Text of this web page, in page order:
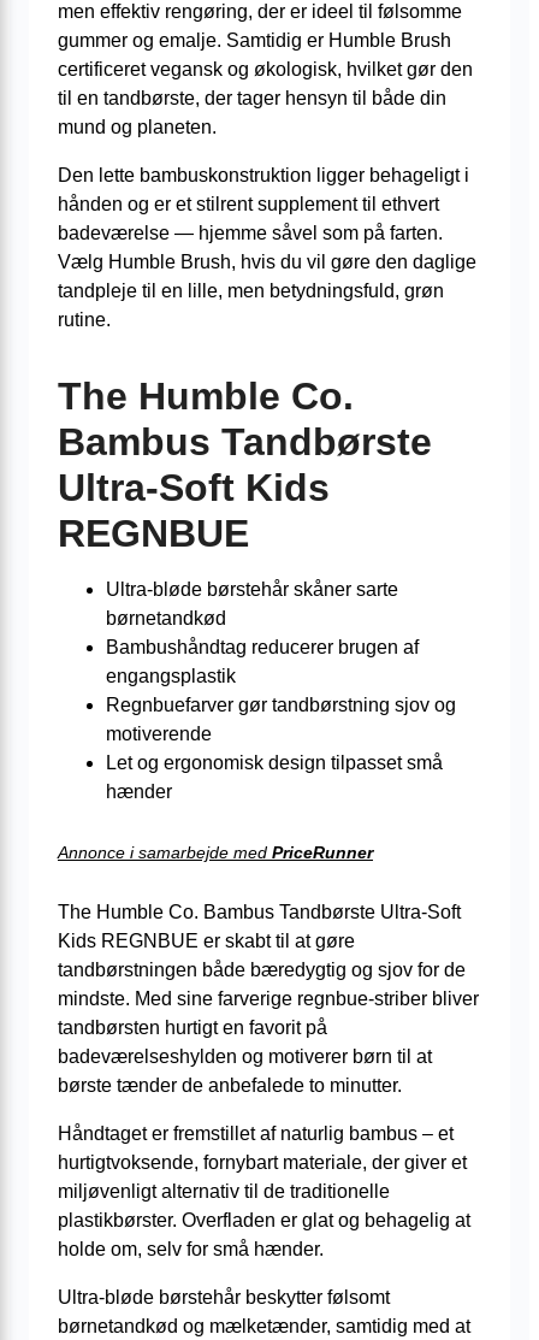
men effektiv rengøring, der er ideel til følsomme
gummer og emalje. Samtidig er Humble Brush
certificeret vegansk og økologisk, hvilket gør den
til en tandbørste, der tager hensyn til både din
mund og planeten.
Den lette bambuskonstruktion ligger behageligt i
hånden og er et stilrent supplement til ethvert
badeværelse — hjemme såvel som på farten.
Vælg Humble Brush, hvis du vil gøre den daglige
tandpleje til en lille, men betydningsfuld, grøn
rutine.
The Humble Co.
Bambus Tandbørste
Ultra-Soft Kids
REGNBUE
Ultra-bløde børstehår skåner sarte
børnetandkød
Bambushåndtag reducerer brugen af
engangsplastik
Regnbuefarver gør tandbørstning sjov og
motiverende
Let og ergonomisk design tilpasset små
hænder
Annonce i samarbejde med PriceRunner
The Humble Co. Bambus Tandbørste Ultra-Soft
Kids REGNBUE er skabt til at gøre
tandbørstningen både bæredygtig og sjov for de
mindste. Med sine farverige regnbue-striber bliver
tandbørsten hurtigt en favorit på
badeværelseshylden og motiverer børn til at
børste tænder de anbefalede to minutter.
Håndtaget er fremstillet af naturlig bambus – et
hurtigtvoksende, fornybart materiale, der giver et
miljøvenligt alternativ til de traditionelle
plastikbørster. Overfladen er glat og behagelig at
holde om, selv for små hænder.
Ultra-bløde børstehår beskytter følsomt
børnetandkød og mælketænder, samtidig med at